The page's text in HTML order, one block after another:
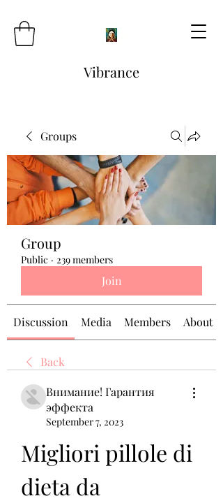
Vibrance
Groups
Group
Public · 239 members
Join
Discussion Media Members About
Back
Внимание! Гарантия
эффекта
September 7, 2023
Migliori pillole di
dieta da